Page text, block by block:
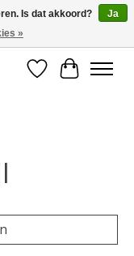
Verlanglijst
Is dat akkoord?
Ja
»